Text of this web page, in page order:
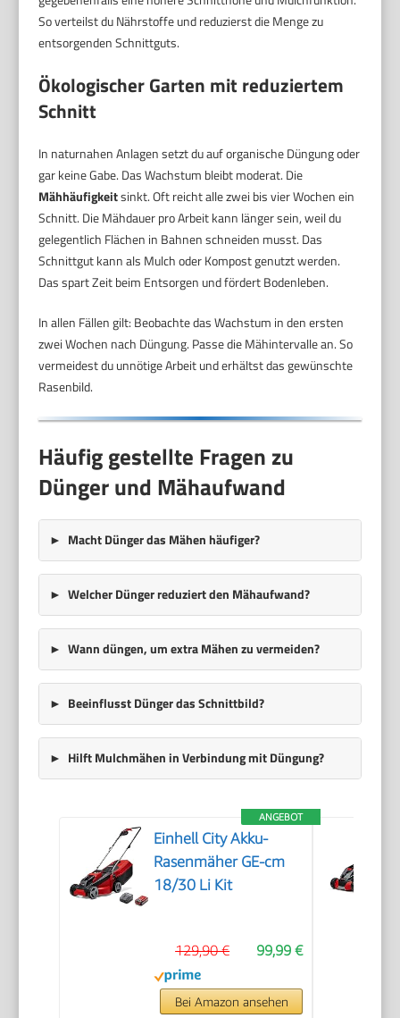
So verteilst du Nährstoffe und reduzierst die Menge zu
entsorgenden Schnittguts.
Ökologischer Garten mit reduziertem
Schnitt
In naturnahen Anlagen setzt du auf organische Düngung oder
gar keine Gabe. Das Wachstum bleibt moderat. Die
Mähhäufigkeitsinkt. Oft reicht alle zwei bis vier Wochen ein
Schnitt. Die Mähdauer pro Arbeit kann länger sein, weil du
gelegentlich Flächen in Bahnen schneiden musst. Das
Schnittgut kann als Mulch oder Kompost genutzt werden.
Das spart Zeit beim Entsorgen und fördert Bodenleben.
In allen Fällen gilt: Beobachte das Wachstum in den ersten
zwei Wochen nach Düngung. Passe die Mähintervalle an. So
vermeidest du unnötige Arbeit und erhältst das gewünschte
Rasenbild.
Häufig gestellte Fragen zu
Dünger und Mähaufwand
Macht Dünger das Mähen häufiger?
Welcher Dünger reduziert den Mähaufwand?
Wann düngen, um extra Mähen zu vermeiden?
Beeinflusst Dünger das Schnittbild?
Hilft Mulchmähen in Verbindung mit Düngung?
ANGEBOT
Einhell City Akku-
Rasenmäher GE-cm
18/30 Li Kit
99,99 €
129,90 €
Bei Amazon ansehen